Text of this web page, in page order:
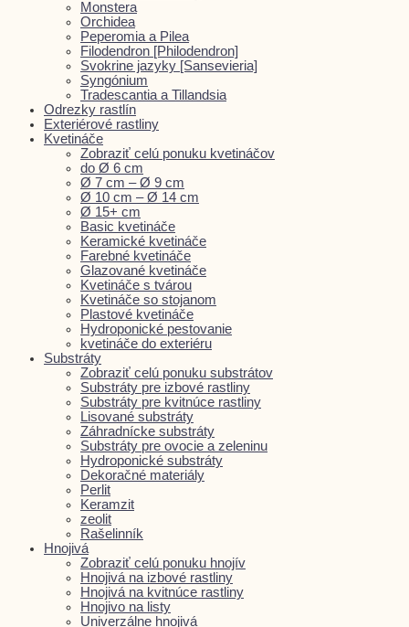
Monstera
Orchidea
Peperomia a Pilea
Filodendron [Philodendron]
Svokrine jazyky [Sansevieria]
Syngónium
Tradescantia a Tillandsia
Odrezky rastlín
Exteriérové rastliny
Kvetináče
Zobraziť celú ponuku kvetináčov
do Ø 6 cm
Ø 7 cm – Ø 9 cm
Ø 10 cm – Ø 14 cm
Ø 15+ cm
Basic kvetináče
Keramické kvetináče
Farebné kvetináče
Glazované kvetináče
Kvetináče s tvárou
Kvetináče so stojanom
Plastové kvetináče
Hydroponické pestovanie
kvetináče do exteriéru
Substráty
Zobraziť celú ponuku substrátov
Substráty pre izbové rastliny
Substráty pre kvitnúce rastliny
Lisované substráty
Záhradnícke substráty
Substráty pre ovocie a zeleninu
Hydroponické substráty
Dekoračné materiály
Perlit
Keramzit
zeolit
Rašelinník
Hnojivá
Zobraziť celú ponuku hnojív
Hnojivá na izbové rastliny
Hnojivá na kvitnúce rastliny
Hnojivo na listy
Univerzálne hnojivá